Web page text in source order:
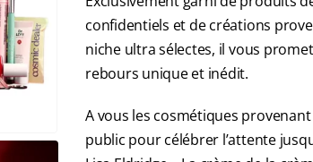
confidentiels et de créations
niche ultra sélectes, il vous
rebours unique et inédit.
A vous les cosmétiques
public pour célébrer l’attente